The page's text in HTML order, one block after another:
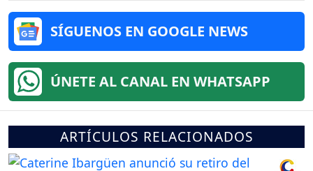
SÍGUENOS EN GOOGLE NEWS
ÚNETE AL CANAL EN WHATSAPP
ARTÍCULOS RELACIONADOS